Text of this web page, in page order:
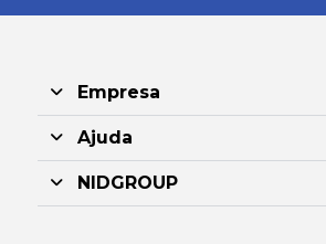
Empresa
Ajuda
NIDGROUP